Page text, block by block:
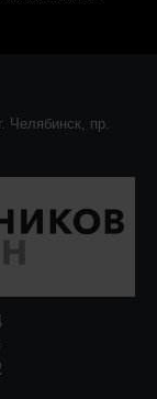
г. Челябинск, пр.